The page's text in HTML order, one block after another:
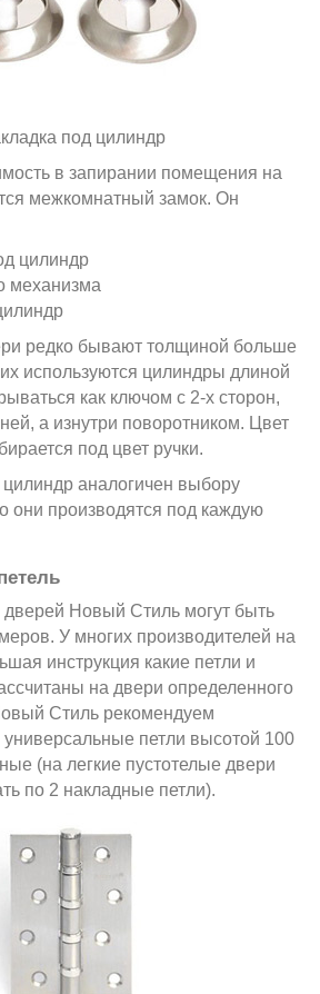
под цилиндр
в запирании помещения на
межкомнатный замок. Он
цилиндр
механизма
редко бывают толщиной больше
используются цилиндры длиной
как ключом с 2-х сторон,
а изнутри поворотником. Цвет
под цвет ручки.
аналогичен выбору
они производятся под каждую
дверей Новый Стиль могут быть
У многих производителей на
инструкция какие петли и
на двери определенного
Стиль рекомендуем
универсальные петли высотой 100
(на легкие пустотелые двери
по 2 накладные петли).